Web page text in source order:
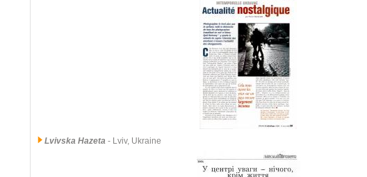
Lvivska Hazeta - Lviv, Ukraine